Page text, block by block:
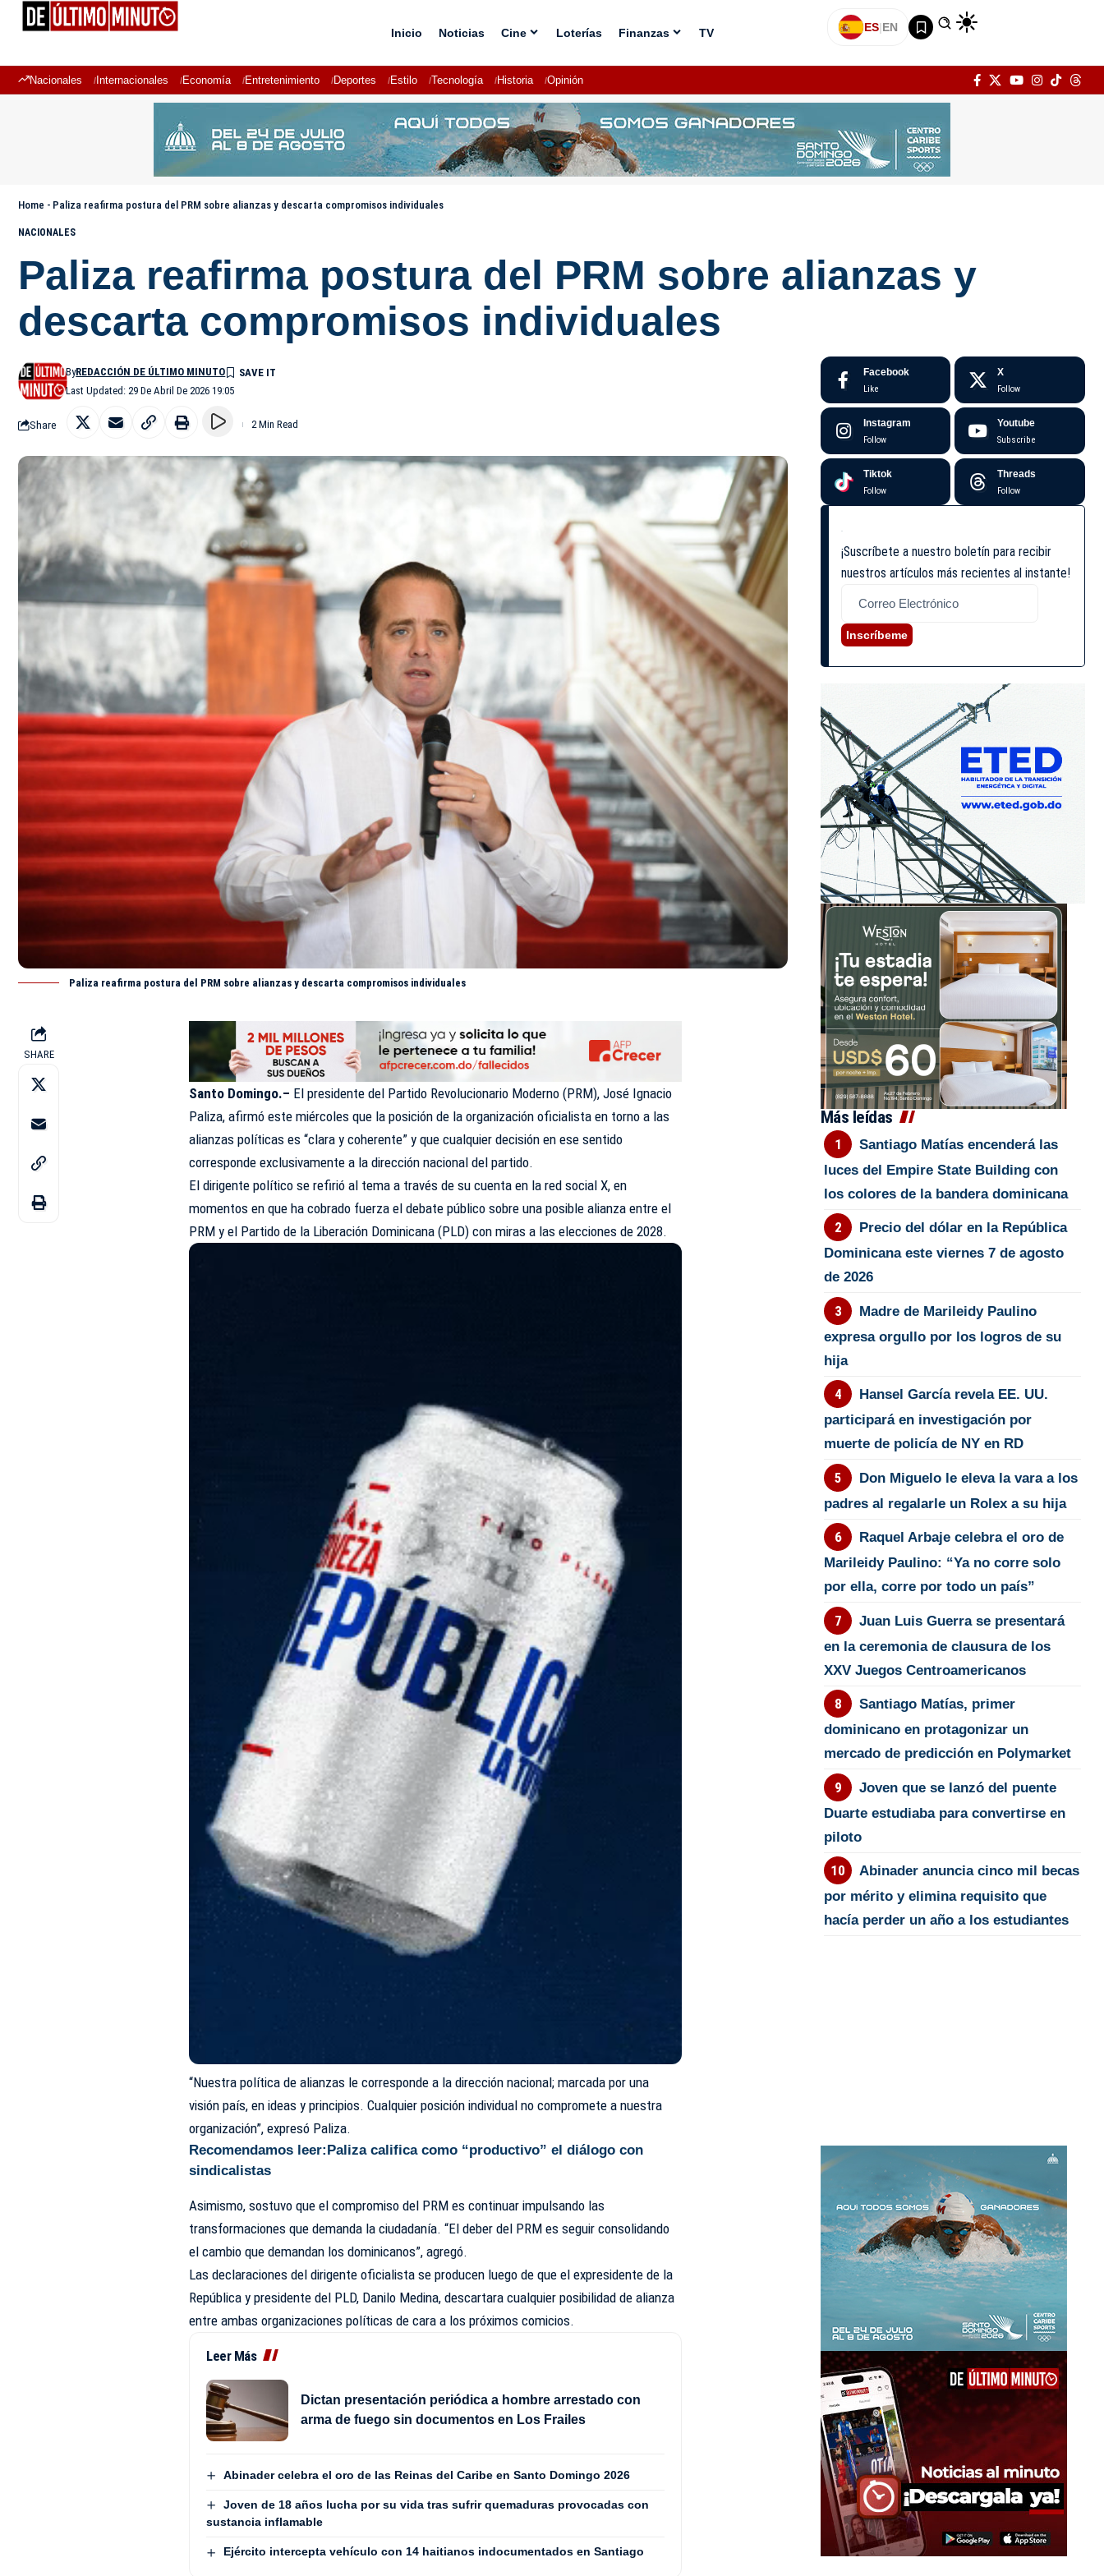
Inicio Noticias Cine Loterías Finanzas TV ES|EN
Nacionales Internacionales Economía Entretenimiento Deportes Estilo Tecnología Historia Opinión
Home - Paliza reafirma postura del PRM sobre alianzas y descarta compromisos individuales
NACIONALES
Paliza reafirma postura del PRM sobre alianzas y
descarta compromisos individuales
Last Updated: 29 De Abril De 2026 19:05
ByREDACCIÓN DE ÚLTIMO MINUTO
Share 2 Min Read
Paliza reafirma postura del PRM sobre alianzas y descarta compromisos individuales
SHARE
Santo Domingo.– El presidente del Partido Revolucionario Moderno (PRM), José Ignacio
Paliza, afirmó este miércoles que la posición de la organización oficialista en torno a las
alianzas políticas es “clara y coherente” y que cualquier decisión en ese sentido
corresponde exclusivamente a la dirección nacional del partido.
El dirigente político se refirió al tema a través de su cuenta en la red social X, en
momentos en que ha cobrado fuerza el debate público sobre una posible alianza entre el
PRM y el Partido de la Liberación Dominicana (PLD) con miras a las elecciones de 2028.
“Nuestra política de alianzas le corresponde a la dirección nacional; marcada por una
visión país, en ideas y principios. Cualquier posición individual no compromete a nuestra
organización”, expresó Paliza.
Recomendamos leer: Paliza califica como “productivo” el diálogo con
sindicalistas
Asimismo, sostuvo que el compromiso del PRM es continuar impulsando las
transformaciones que demanda la ciudadanía. “El deber del PRM es seguir consolidando
el cambio que demandan los dominicanos”, agregó.
Las declaraciones del dirigente oficialista se producen luego de que el expresidente de la
República y presidente del PLD, Danilo Medina, descartara cualquier posibilidad de alianza
entre ambas organizaciones políticas de cara a los próximos comicios.
Leer Más
Dictan presentación periódica a hombre arrestado con
arma de fuego sin documentos en Los Frailes
Abinader celebra el oro de las Reinas del Caribe en Santo Domingo 2026
Joven de 18 años lucha por su vida tras sufrir quemaduras provocadas con
sustancia inflamable
Ejército intercepta vehículo con 14 haitianos indocumentados en Santiago
Facebook
Like
X
Follow
Instagram
Follow
Youtube
Subscribe
Tiktok
Follow
Threads
Follow
¡Suscríbete a nuestro boletín para recibir
nuestros artículos más recientes al instante!
Inscríbeme
Más leídas
Santiago Matías encenderá las
luces del Empire State Building con
los colores de la bandera dominicana
Precio del dólar en la República
Dominicana este viernes 7 de agosto
de 2026
Madre de Marileidy Paulino
expresa orgullo por los logros de su
hija
Hansel García revela EE. UU.
participará en investigación por
muerte de policía de NY en RD
Don Miguelo le eleva la vara a los
padres al regalarle un Rolex a su hija
Raquel Arbaje celebra el oro de
Marileidy Paulino: “Ya no corre solo
por ella, corre por todo un país”
Juan Luis Guerra se presentará
en la ceremonia de clausura de los
XXV Juegos Centroamericanos
Santiago Matías, primer
dominicano en protagonizar un
mercado de predicción en Polymarket
Joven que se lanzó del puente
Duarte estudiaba para convertirse en
piloto
Abinader anuncia cinco mil becas
por mérito y elimina requisito que
hacía perder un año a los estudiantes